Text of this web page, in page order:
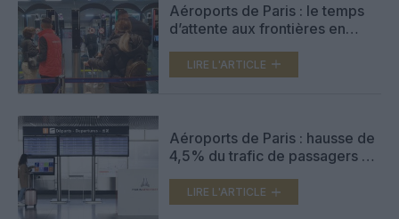
Aéroports de Paris : le temps
d’attente aux frontières en
LIRE L'ARTICLE
Aéroports de Paris : hausse de
4,5% du trafic de passagers en
LIRE L'ARTICLE